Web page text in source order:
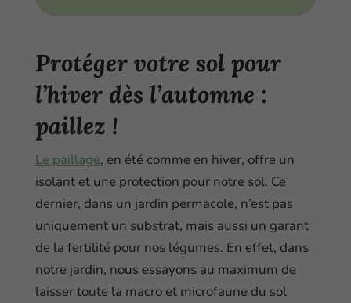
Protéger votre sol pour
l’hiver dès l’automne :
paillez !
Le paillage, en été comme en hiver, offre un
isolant et une protection pour notre sol. Ce
dernier, dans un jardin permacole, n’est pas
uniquement un substrat, mais aussi un garant
de la fertilité pour nos légumes. En effet, dans
notre jardin, nous essayons au maximum de
laisser toute la macro et microfaune du sol